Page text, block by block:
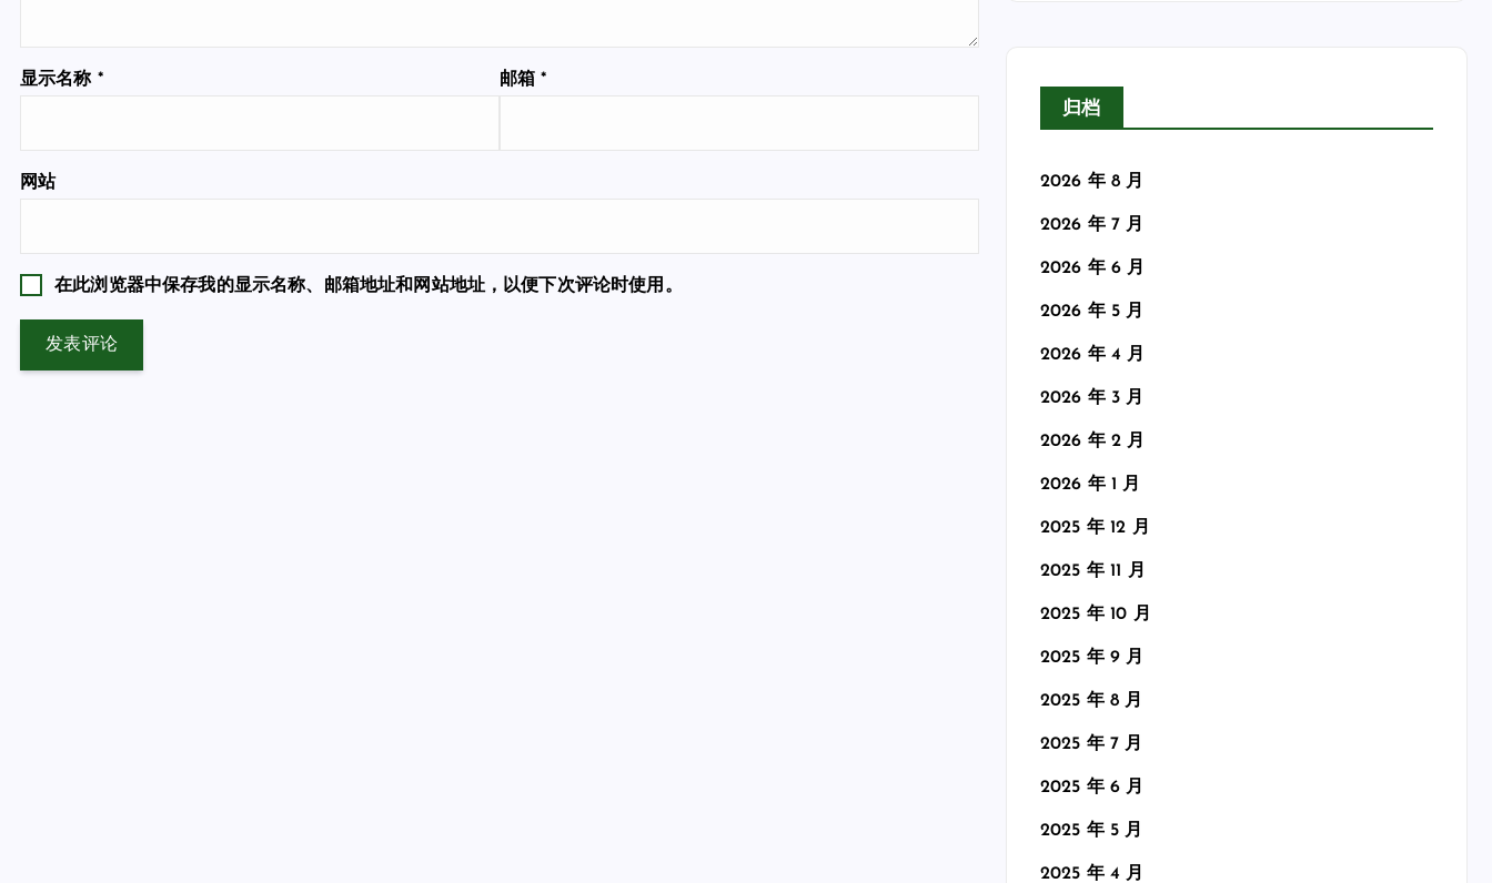
显示名称 * 邮箱*
网站
在此浏览器中保存我的显示名称、邮箱地址和网站地址，以便下次评论时使用。
归档
2026 年 8 月
2026 年 7 月
2026 年 6 月
2026 年 5 月
2026 年 4 月
2026 年 3 月
2026 年 2 月
2026 年 1 月
2025 年 12 月
2025 年 11 月
2025 年 10 月
2025 年 9 月
2025 年 8 月
2025 年 7 月
2025 年 6 月
2025 年 5 月
2025 年 4 月